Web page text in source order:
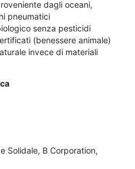
dagli oceani,
pneumatici
senza pesticidi
(benessere animale)
invece di materiali
Solidale, B Corporation,